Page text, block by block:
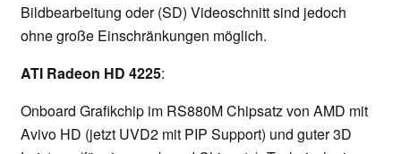
Bildbearbeitung oder (SD) Videoschnitt sind jedoch
ohne große Einschränkungen möglich.
ATI Radeon HD 4225:
Onboard Grafikchip im RS880M Chipsatz von AMD mit
Avivo HD (jetzt UVD2 mit PIP Support) und guter 3D